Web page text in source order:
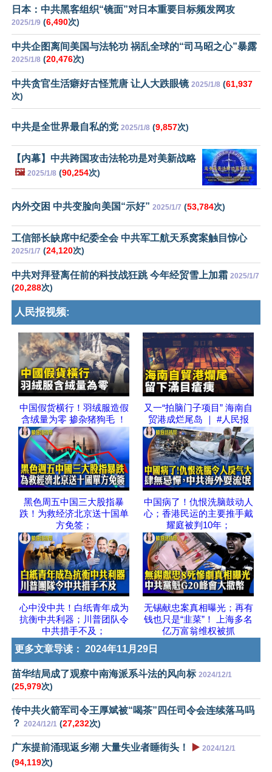
日本：中共黑客组织“镜面”对日本重要目标频发网攻
2025/1/9 (6,490次)
中共企图离间美国与法轮功 祸乱全球的“司马昭之心”暴露
2025/1/8 (20,476次)
中共贪官生活癖好古怪荒唐 让人大跌眼镜 2025/1/8 (61,937
次)
中共是全世界最自私的党 2025/1/8 (9,857次)
【内幕】中共跨国攻击法轮功是对美新战略
🖼️ 2025/1/8 (90,254次)
内外交困 中共变脸向美国“示好” 2025/1/7 (53,784次)
工信部长缺席中纪委全会 中共军工航天系窝案触目惊心
2025/1/7 (24,120次)
中共对拜登离任前的科技战狂跳 今年经贸雪上加霜 2025/1/7
(20,288次)
人民报视频:
中国假货横行！羽绒服造假
含绒量为零 掺杂猪狗毛 ！
又一“拍脑门子项目” 海南自
贸港成烂尾岛 ｜ #人民报
黑色周五中国三大股指暴
跌！为救经济北京送十国单
方免签；
中国病了！仇恨洗脑鼓动人
心；香港民运的主要推手戴
耀庭被判10年；
心中没中共！白纸青年成为
抗衡中共利器；川普团队令
中共措手不及；
无锡献忠案真相曝光；再有
钱也只是“韭菜”！ 上海多名
亿万富翁维权被抓
更多文章导读： 2024年11月29日
苗华结局成了观察中南海派系斗法的风向标 2024/12/1
(25,979次)
传中共火箭军司令王厚斌被“喝茶”四任司令会连续落马吗
？ 2024/12/1 (27,232次)
广东提前涌现返乡潮 大量失业者睡街头！ ▶️ 2024/12/1
(94,119次)